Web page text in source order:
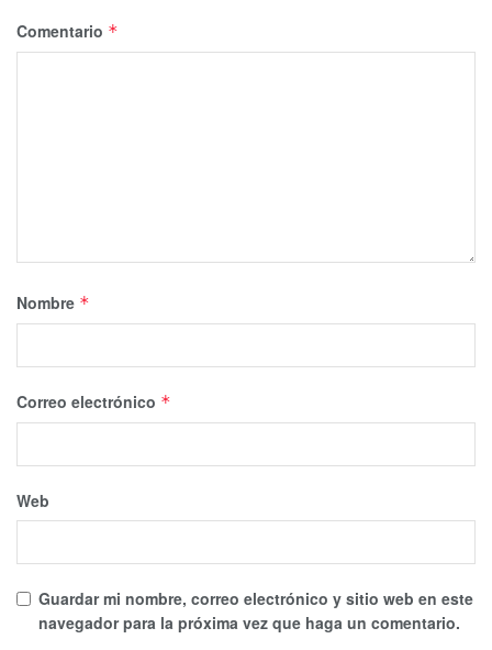
Comentario *
Nombre *
Correo electrónico *
Web
Guardar mi nombre, correo electrónico y sitio web en este
navegador para la próxima vez que haga un comentario.